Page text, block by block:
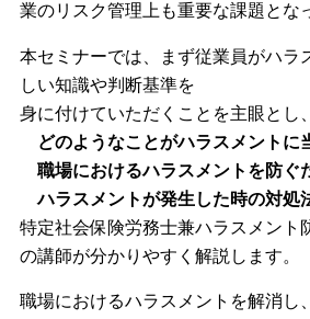
業のリスク管理上も重要な課題とな
本セミナーでは、まず従業員がハラ
しい知識や判断基準を
身に付けていただくことを主眼とし、
どのようなことがハラスメントに
職場におけるハラスメントを防ぐ
ハラスメントが発生した時の対処
特定社会保険労務士兼ハラスメント
の講師が分かりやすく解説します。
職場におけるハラスメントを解消し